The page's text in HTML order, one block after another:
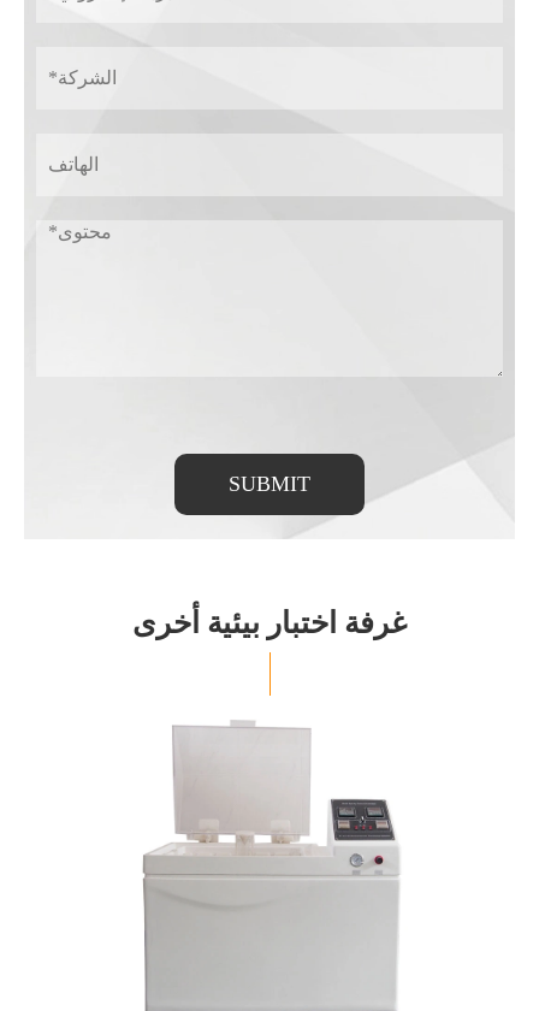
SUBMIT
غرفة اختبار بيئية أخرى